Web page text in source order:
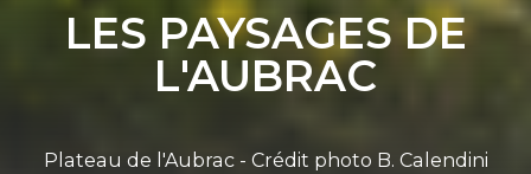
Plateau de l'Aubrac - Crédit photo B. Calendini
LES PAYSAGES DE
L'AUBRAC